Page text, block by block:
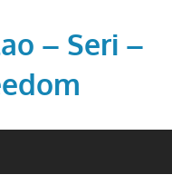
– Seri –